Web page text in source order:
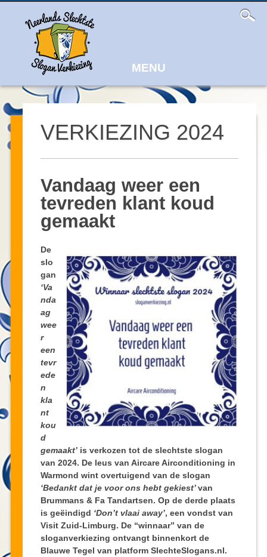
MENU
VERKIEZING 2024
Vandaag weer een
tevreden klant koud
gemaakt
De
slo
gan
‘Va
nda
ag
wee
r
een
tevr
ede
n
kla
nt
kou
d
gemaakt’is verkozen tot de slechtste slogan
van 2024. De leus van Aircare Airconditioning in
Warmond wint overtuigend van de slogan
‘Bedankt dat je voor ons hebt gekiest’van
Brummans & Fa Tandartsen. Op de derde plaats
is geëindigd ‘Don’t vlaai away’, een vondst van
Visit Zuid-Limburg. De “winnaar” van de
sloganverkiezing ontvangt binnenkort de
Blauwe Tegel van platform SlechteSlogans.nl.